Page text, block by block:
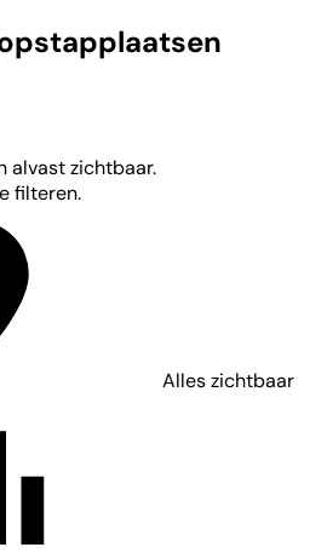
alvast zichtbaar.
filteren.
Alles zichtbaar